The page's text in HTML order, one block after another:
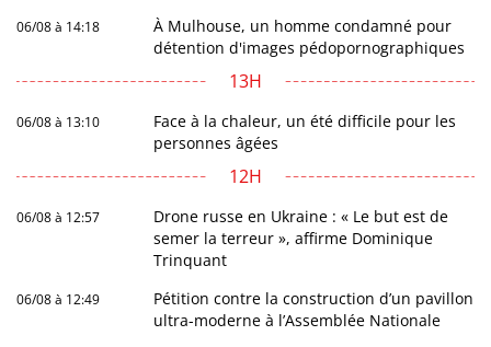
06/08 à 14:18
À Mulhouse, un homme condamné pour
détention d'images pédopornographiques
13H
06/08 à 13:10
Face à la chaleur, un été difficile pour les
personnes âgées
12H
06/08 à 12:57
Drone russe en Ukraine : « Le but est de
semer la terreur », affirme Dominique
Trinquant
06/08 à 12:49
Pétition contre la construction d’un pavillon
ultra-moderne à l’Assemblée Nationale